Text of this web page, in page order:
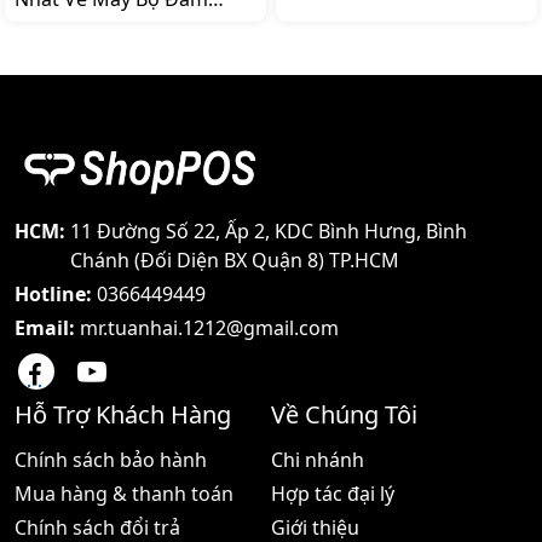
có nhiều doanh nghiệp
công nghệ vào hoạt động
kinh doanh như thế nào
nội bộ khi làm việc máy bộ
đàm đang là thiết bị được
ứng dụng rộng rãi
thương hiệu bộ đàm
thích hợp trong mọi môi
trường Hôm nay shoppos
sẽ
HCM: 11 Đường Số 22, Ấp 2, KDC Bình Hưng, Bình
Chánh (Đối Diện BX Quận 8) TP.HCM
Hotline: 0366449449
Email: mr.tuanhai.1212@gmail.com
Hỗ Trợ Khách Hàng
Chính sách bảo hành
Mua hàng & thanh toán
Chính sách đổi trả
Về Chúng Tôi
Chi nhánh
Hợp tác đại lý
Giới thiệu